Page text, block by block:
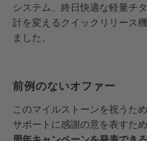
システム、終日快適な軽量チ
計を変えるクイックリリース
ました。
前例のないオファー
このマイルストーンを祝うた
サポートに感謝の意を表すた